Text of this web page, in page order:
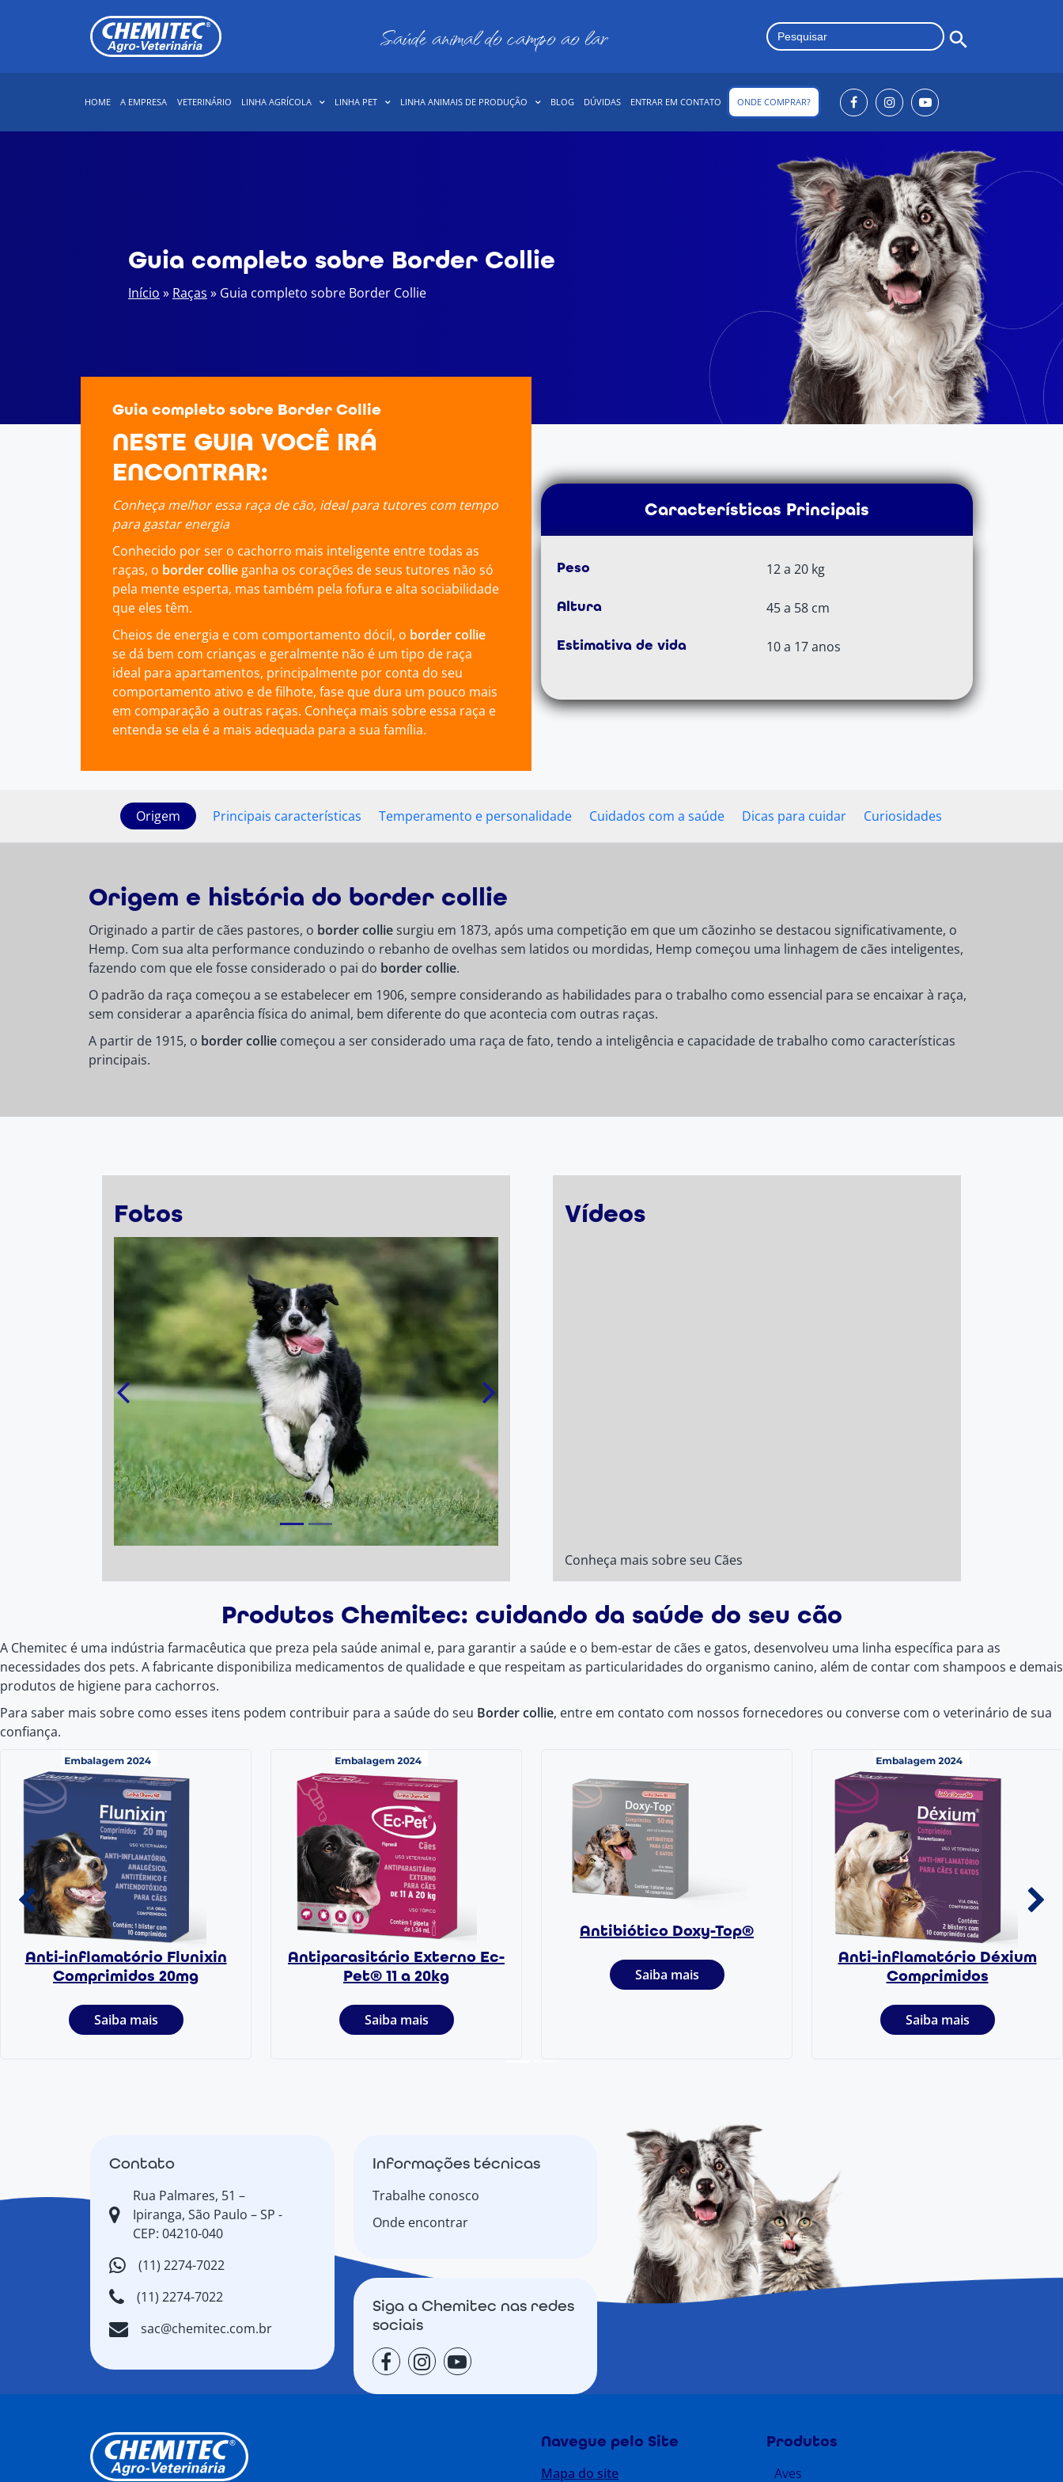
Saúde animal do campo ao lar Search
for:
HOME A EMPRESA VETERINÁRIO LINHA AGRÍCOLA LINHA PET LINHA ANIMAIS DE PRODUÇÃO BLOG DÚVIDAS ENTRAR EM CONTATO ONDE COMPRAR?
Guia completo sobre Border Collie
Início » Raças » Guia completo sobre Border Collie
Guia completo sobre Border Collie
NESTE GUIA VOCÊ IRÁ
ENCONTRAR:
Conheça melhor essa raça de cão, ideal para tutores com tempo
para gastar energia
Conhecido por ser o cachorro mais inteligente entre todas as
raças, o border collie ganha os corações de seus tutores não só
pela mente esperta, mas também pela fofura e alta sociabilidade
que eles têm.
Cheios de energia e com comportamento dócil, o border collie
se dá bem com crianças e geralmente não é um tipo de raça
ideal para apartamentos, principalmente por conta do seu
comportamento ativo e de filhote, fase que dura um pouco mais
em comparação a outras raças. Conheça mais sobre essa raça e
entenda se ela é a mais adequada para a sua família.
Características Principais
Peso 12 a 20 kg
Altura 45 a 58 cm
Estimativa de vida 10 a 17 anos
Origem Principais características Temperamento e personalidade Cuidados com a saúde Dicas para cuidar Curiosidades
Origem e história do border collie
Originado a partir de cães pastores, o border colliesurgiu em 1873, após uma competição em que um cãozinho se destacou significativamente, o
Hemp. Com sua alta performance conduzindo o rebanho de ovelhas sem latidos ou mordidas, Hemp começou uma linhagem de cães inteligentes,
fazendo com que ele fosse considerado o pai do border collie.
O padrão da raça começou a se estabelecer em 1906, sempre considerando as habilidades para o trabalho como essencial para se encaixar à raça,
sem considerar a aparência física do animal, bem diferente do que acontecia com outras raças.
A partir de 1915, o border colliecomeçou a ser considerado uma raça de fato, tendo a inteligência e capacidade de trabalho como características
principais.
Fotos Vídeos
Conheça mais sobre seu Cães
Produtos Chemitec: cuidando da saúde do seu cão
A Chemitec é uma indústria farmacêutica que preza pela saúde animal e, para garantir a saúde e o bem-estar de cães e gatos, desenvolveu uma linha específica para as
necessidades dos pets. A fabricante disponibiliza medicamentos de qualidade e que respeitam as particularidades do organismo canino, além de contar com shampoos e demais
produtos de higiene para cachorros.
Para saber mais sobre como esses itens podem contribuir para a saúde do seu Border collie, entre em contato com nossos fornecedores ou converse com o veterinário de sua
confiança.
Anti-inflamatório Flunixin
Comprimidos 20mg
Saiba mais
Antiparasitário Externo Ec-
Pet® 11 a 20kg
Saiba mais
Antibiótico Doxy-Top®
Saiba mais
Anti-inflamatório Déxium
Comprimidos
Saiba mais
Contato
Rua Palmares, 51 –
Ipiranga, São Paulo – SP -
CEP: 04210-040
(11) 2274-7022
(11) 2274-7022
sac@chemitec.com.br
Informações técnicas
Trabalhe conosco
Onde encontrar
Siga a Chemitec nas redes
sociais
Navegue pelo Site
Mapa do site
Produtos
Aves